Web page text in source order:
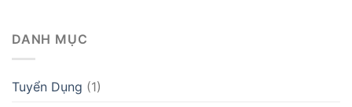
DANH MỤC
Tuyển Dụng (1)